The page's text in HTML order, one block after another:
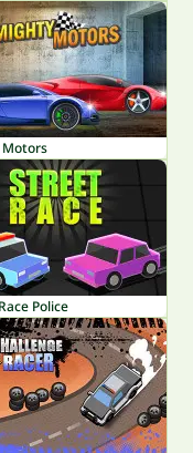
Police